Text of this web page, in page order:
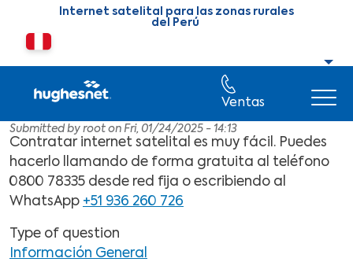
Skip to main content
Internet satelital para las zonas rurales
del Perú
Cambiar país o región
Ventas
Submitted by root on Fri, 01/24/2025 - 14:13
Contratar internet satelital es muy fácil. Puedes
hacerlo llamando de forma gratuita al teléfono
0800 78335 desde red fija o escribiendo al
WhatsApp +51 936 260 726
Type of question
Información General